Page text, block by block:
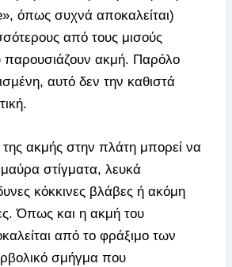
όπως συχνά αποκαλείται)
από τους μισούς
ακμή. Παρόλο
αυτό δεν την καθιστά
ακμής στην πλάτη μπορεί να
στίγματα, λευκά
κόκκινες βλάβες ή ακόμη
Όπως και η ακμή του
από το φράξιμο των
σμήγμα που